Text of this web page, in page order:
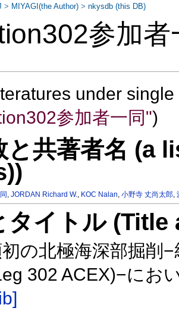
参加
under
参加者一同")
と共著者名 (a
,JORDAN Richard W., KOC Nalan,小野寺 丈尚太郎,
タイトル
の北極海深部掘削
302 ACEX)−にお
> MIYAGI(the Author) >nkysdb (this DB)